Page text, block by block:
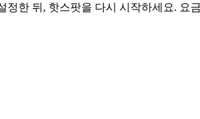
한 뒤, 핫스팟을 다시 시작하세요. 요